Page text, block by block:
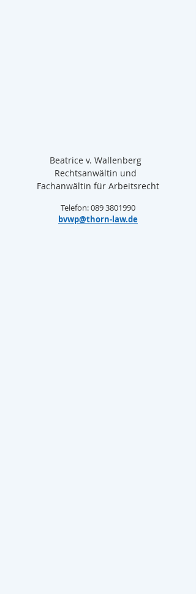
Beatrice v. Wallenberg
Rechtsanwältin und
Fachanwältin für Arbeitsrecht
Telefon: 089 3801990
bvwp@thorn-law.de